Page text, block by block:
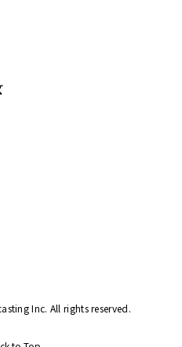
Inc. All rights reserved.